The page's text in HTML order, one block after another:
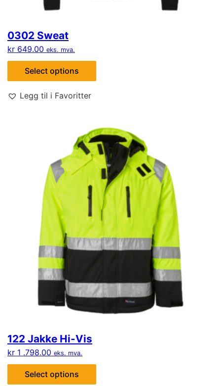
0302 Sweat
kr 649.00 eks. mva.
Select options
Legg til i Favoritter
122 Jakke Hi-Vis
kr 1 .798.00 eks. mva.
Select options